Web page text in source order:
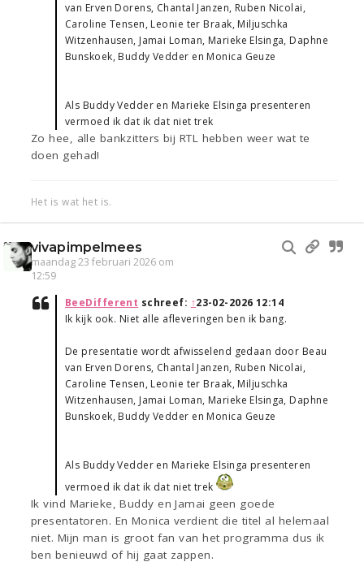
van Erven Dorens, Chantal Janzen, Ruben Nicolai,
Caroline Tensen, Leonie ter Braak, Miljuschka
Witzenhausen, Jamai Loman, Marieke Elsinga, Daphne
Bunskoek, Buddy Vedder en Monica Geuze
Als Buddy Vedder en Marieke Elsinga presenteren
vermoed ik dat ik dat niet trek
Zo hee, alle bankzitters bij RTL hebben weer wat te
doen gehad!
Het is wat het is.
vivapimpelmees
maandag 23 februari 2026 om
12:59
BeeDifferent schreef: ↑23-02-2026 12:14
Ik kijk ook. Niet alle afleveringen ben ik bang.
De presentatie wordt afwisselend gedaan door Beau
van Erven Dorens, Chantal Janzen, Ruben Nicolai,
Caroline Tensen, Leonie ter Braak, Miljuschka
Witzenhausen, Jamai Loman, Marieke Elsinga, Daphne
Bunskoek, Buddy Vedder en Monica Geuze
Als Buddy Vedder en Marieke Elsinga presenteren
vermoed ik dat ik dat niet trek
Ik vind Marieke, Buddy en Jamai geen goede
presentatoren. En Monica verdient die titel al helemaal
niet. Mijn man is groot fan van het programma dus ik
ben benieuwd of hij gaat zappen.